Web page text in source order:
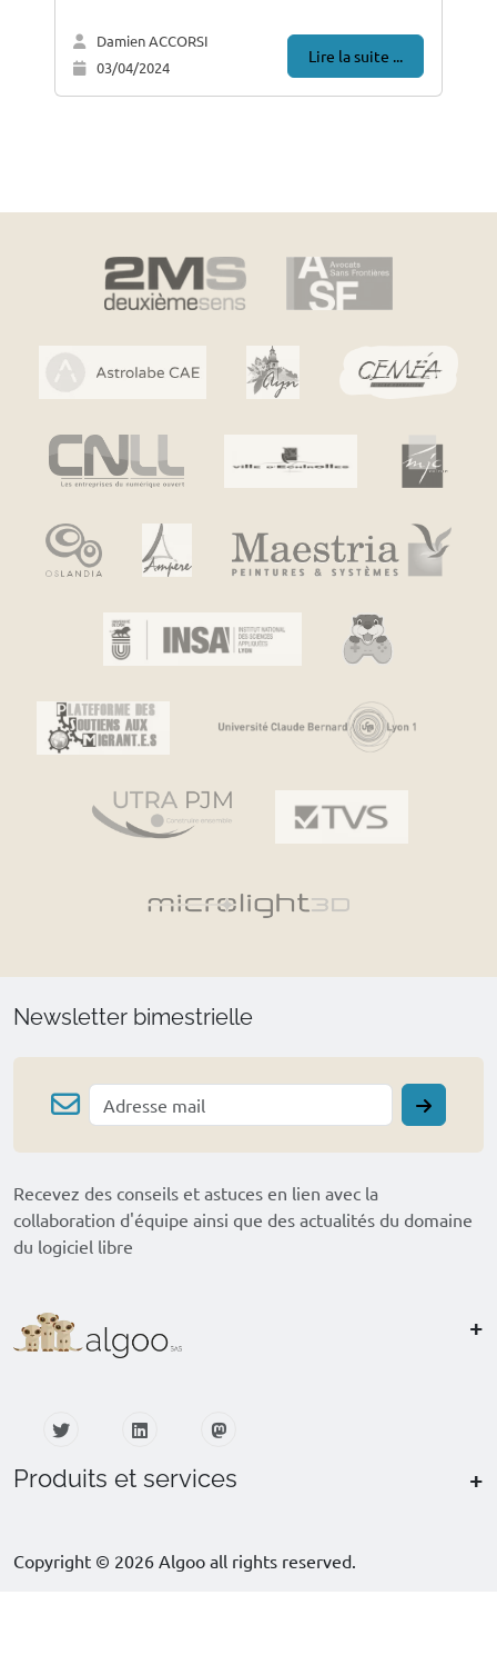
Damien ACCORSI
03/04/2024
Lire la suite ...
Newsletter bimestrielle
Recevez des conseils et astuces en lien avec la
collaboration d'équipe ainsi que des actualités du domaine
du logiciel libre
+
Produits et services +
Copyright © 2026 Algoo all rights reserved.